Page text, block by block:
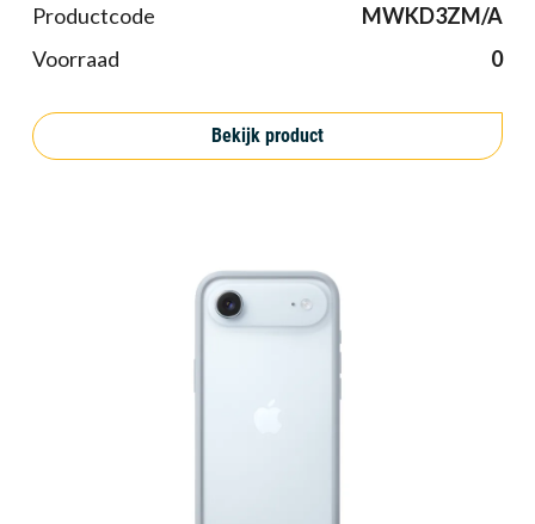
Productcode
MWKD3ZM/A
Voorraad
0
Bekijk product